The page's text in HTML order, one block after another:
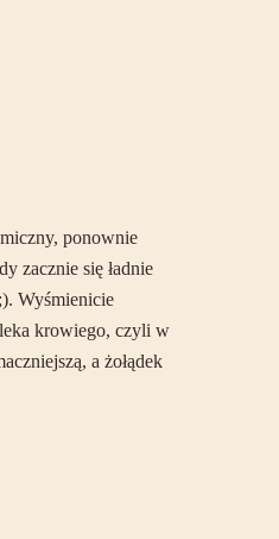
ponownie
zacznie się ładnie
Wyśmienicie
krowiego, czyli w
a żołądek